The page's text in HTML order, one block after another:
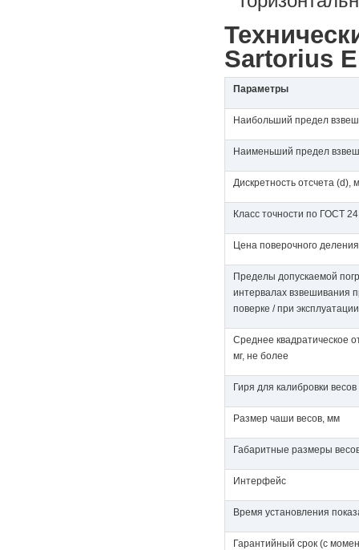
Sartorius
Параметры
Наибольший предел
Наименьший предел
Дискретность отсчета (d),
Класс точности по ГОСТ
Цена поверочного деления
Пределы допускаемой
интервалах взвешивания
поверке / при
Среднее квадратическое
мг, не более
Гиря для калибровки весов
Размер чаши весов, мм
Габаритные размеры
Интерфейс
Время установления
Гарантийный срок (с